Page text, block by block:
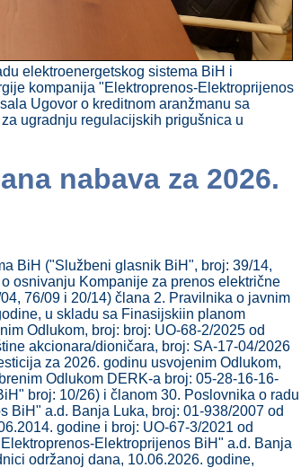
elektroenergetskog sistema BiH i
kompanija "Elektroprenos-Elektroprijenos
Ugovor o kreditnom aranžmanu sa
ugradnju regulacijskih prigušnica u
nabava za 2026.
BiH ("Službeni glasnik BiH", broj: 39/14,
osnivanju Kompanije za prenos električne
76/09 i 20/14) člana 2. Pravilnika o javnim
u skladu sa Finasijskiin planom
Odlukom, broj: broj: UО-68-2/2025 od
akcionara/dioničara, broj: SA-17-04/2026
za 2026. godinu usvojenim Odlukom,
Odlukom DERK-a broj: 05-28-16-16-
broj: 10/26) i članom 30. Poslovnika o radu
a.d. Banja Luka, brој: 01-938/2007 od
godine i broj: UO-67-3/2021 od
Elektroprijenos BiH" a.d. Banja
održanoj dana, 10.06.2026. godine,